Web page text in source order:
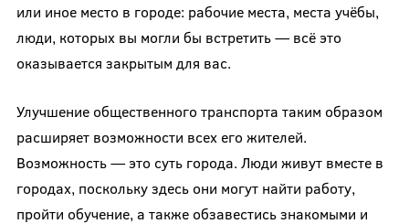
или иное место в городе: рабочие места, места учёбы,
люди, которых вы могли бы встретить — всё это
оказывается закрытым для вас.
Улучшение общественного транспорта таким образом
расширяет возможности всех его жителей.
Возможность — это суть города. Люди живут вместе в
городах, поскольку здесь они могут найти работу,
пройти обучение, а также обзавестись знакомыми и